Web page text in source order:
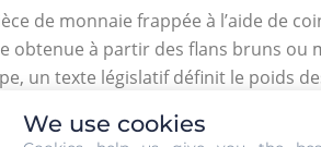
de monnaie frappée à l’aide de
obtenue à partir des flans bruns ou
un texte législatif définit le poids
de 20 francs en or frappées en
seuls les flancs dont le
We use cookies